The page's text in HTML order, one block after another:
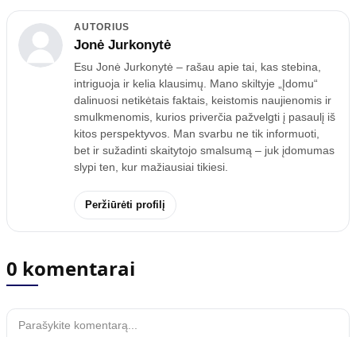
AUTORIUS
Jonė Jurkonytė
Esu Jonė Jurkonytė – rašau apie tai, kas stebina,
intriguoja ir kelia klausimų. Mano skiltyje „Įdomu“
dalinuosi netikėtais faktais, keistomis naujienomis ir
smulkmenomis, kurios priverčia pažvelgti į pasaulį iš
kitos perspektyvos. Man svarbu ne tik informuoti,
bet ir sužadinti skaitytojo smalsumą – juk įdomumas
slypi ten, kur mažiausiai tikiesi.
Peržiūrėti profilį
0 komentarai